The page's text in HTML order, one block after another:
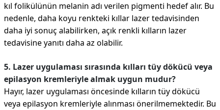
kıl folikülünün melanin adı verilen pigmenti hedef alır. Bu
nedenle, daha koyu renkteki kıllar lazer tedavisinden
daha iyi sonuç alabilirken, açık renkli kılların lazer
tedavisine yanıtı daha az olabilir.
5. Lazer uygulaması sırasında kılları tüy dökücü veya
epilasyon kremleriyle almak uygun mudur?
Hayır, lazer uygulaması öncesinde kılların tüy dökücü
veya epilasyon kremleriyle alınması önerilmemektedir. Bu